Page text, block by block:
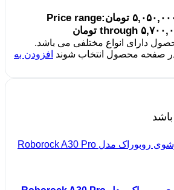
تومانPrice range:
دارای انواع مختلفی می باشد.
صفحه محصول انتخاب شوند افزودن به